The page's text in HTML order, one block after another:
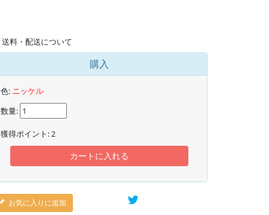
送料・配送について
購入
色: ニッケル
数量:
獲得ポイント:2
カートに入れる
お気に入りに追加